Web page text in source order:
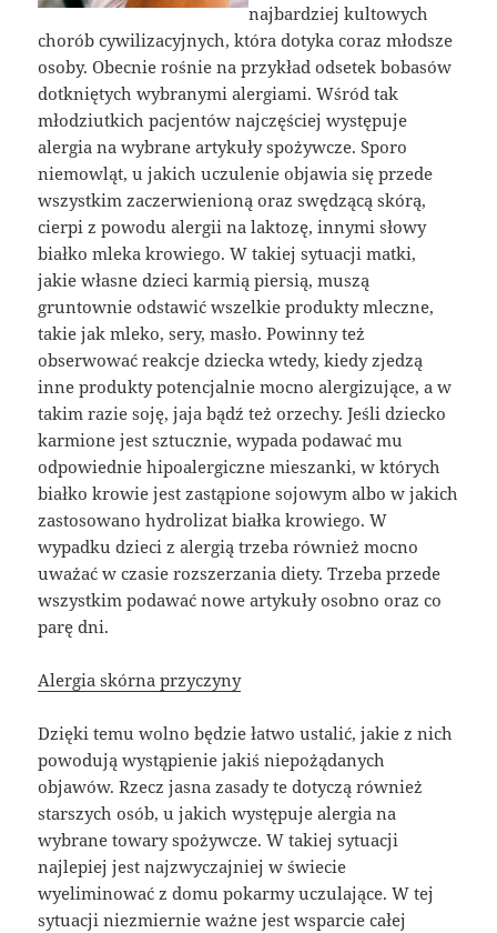
najbardziej kultowych
chorób cywilizacyjnych, która dotyka coraz młodsze
osoby. Obecnie rośnie na przykład odsetek bobasów
dotkniętych wybranymi alergiami. Wśród tak
młodziutkich pacjentów najczęściej występuje
alergia na wybrane artykuły spożywcze. Sporo
niemowląt, u jakich uczulenie objawia się przede
wszystkim zaczerwienioną oraz swędzącą skórą,
cierpi z powodu alergii na laktozę, innymi słowy
białko mleka krowiego. W takiej sytuacji matki,
jakie własne dzieci karmią piersią, muszą
gruntownie odstawić wszelkie produkty mleczne,
takie jak mleko, sery, masło. Powinny też
obserwować reakcje dziecka wtedy, kiedy zjedzą
inne produkty potencjalnie mocno alergizujące, a w
takim razie soję, jaja bądź też orzechy. Jeśli dziecko
karmione jest sztucznie, wypada podawać mu
odpowiednie hipoalergiczne mieszanki, w których
białko krowie jest zastąpione sojowym albo w jakich
zastosowano hydrolizat białka krowiego. W
wypadku dzieci z alergią trzeba również mocno
uważać w czasie rozszerzania diety. Trzeba przede
wszystkim podawać nowe artykuły osobno oraz co
parę dni.
Alergia skórna przyczyny
Dzięki temu wolno będzie łatwo ustalić, jakie z nich
powodują wystąpienie jakiś niepożądanych
objawów. Rzecz jasna zasady te dotyczą również
starszych osób, u jakich występuje alergia na
wybrane towary spożywcze. W takiej sytuacji
najlepiej jest najzwyczajniej w świecie
wyeliminować z domu pokarmy uczulające. W tej
sytuacji niezmiernie ważne jest wsparcie całej